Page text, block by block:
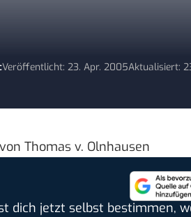
Veröffentlicht: 23. Apr. 2005Aktualisiert:
Thomas v. Olnhausen
dich jetzt selbst bestimmen,